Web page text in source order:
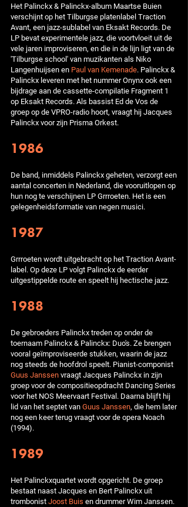
Het Palinckx & Palinckx-album Maartse Buien
verschijnt op het Tilburgse platenlabel Traction
Avant, een jazz-sublabel van Eksakt Records. De
LP bevat experimentele jazz, die voortvloeit uit de
vele jaren improviseren, en die in de lijn ligt van de
'Tilburgse school' van muzikanten als Niko
Langenhuijsen en Paul van Kemenade. Palinckx &
Palinckx leveren met het nummer Onynx ook een
bijdrage aan de cassette-compilatie Fragment 1
op Eksakt Records. Als bassist Ed de Vos de
groep op de VPRO-radio hoort, vraagt hij Jacques
Palinckx voor zijn Prisma Orkest.
1986
De band, inmiddels Palinckx geheten, verzorgt een
aantal concerten in Nederland, die vooruitlopen op
hun nog te verschijnen LP Grrroeten. Het is een
gelegenheidsformatie van negen musici.
1987
Grrroeten wordt uitgebracht op het Traction Avant-
label. Op deze LP volgt Palinckx de eerder
uitgestippelde route en speelt hij hectische jazz.
1988
De gebroeders Palinckx treden op onder de
toernaam Palinckx & Palinckx: Duo's. Ze brengen
vooral geïmproviseerde stukken, waarin de jazz
nog steeds de hoofdrol speelt. Pianist-componist
Guus Janssenvraagt Jacques Palinckx in zijn
groep voor de compositieopdracht Dancing Series
voor het NOS Meervaart Festival. Daarna blijft hij
lid van het septet vanGuus Janssen, die hem later
nog een keer terug vraagt voor de opera Noach
(1994).
1989
Het Palinckxquartet wordt opgericht. De groep
bestaat naast Jacques en Bert Palinckx uit
trombonistJoost Buis en drummer Wim Janssen.